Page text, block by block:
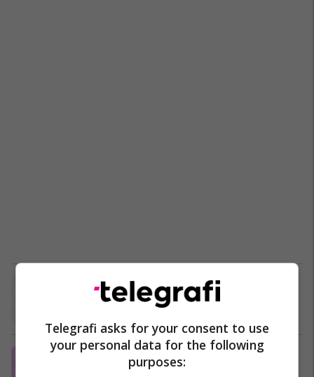
Kaq thjesht, kaq yll: Frymëzohuni
nga dukja e Kaia Gerber
Ekspertët përpiqen të shpjegojnë si
u bë Pete Davidson hamshori më i
Telegrafi asks for your consent to use
your personal data for the following
purposes: